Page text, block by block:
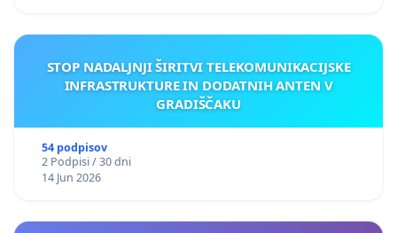
STOP NADALJNJI ŠIRITVI TELEKOMUNIKACIJSKE
INFRASTRUKTURE IN DODATNIH ANTEN V
GRADIŠČAKU
54 podpisov
2 Podpisi / 30 dni
14 Jun 2026